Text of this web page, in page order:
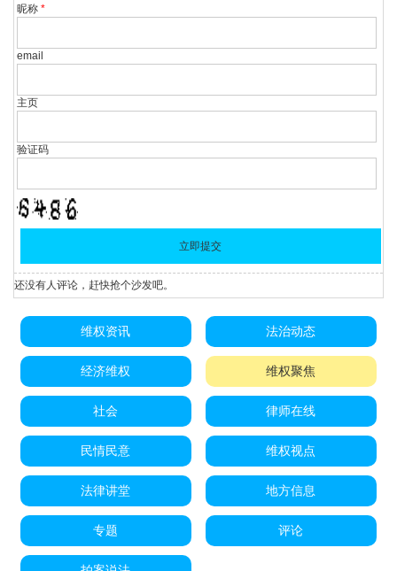
昵称*
email
主页
验证码
还没有人评论，赶快抢个沙发吧。
维权资讯 法治动态
经济维权 维权聚焦
社会 律师在线
民情民意 维权视点
法律讲堂 地方信息
专题 评论